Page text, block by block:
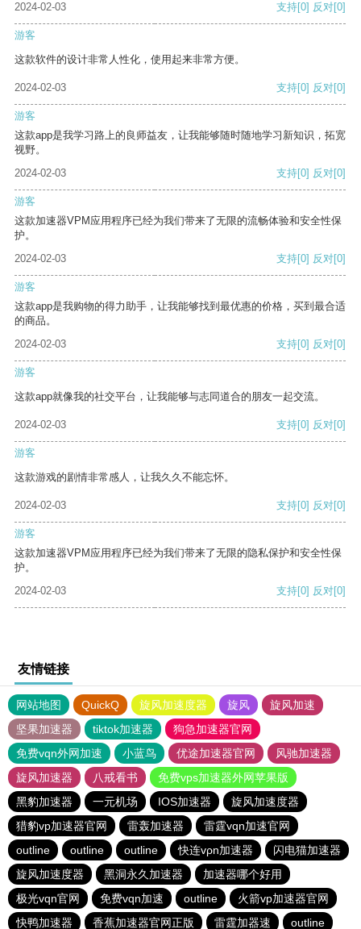
2024-02-03
支持[0] 反对[0]
游客
这款软件的设计非常人性化，使用起来非常方便。
2024-02-03 支持[0] 反对[0]
游客
这款app是我学习路上的良师益友，让我能够随时随地学习新知识，拓宽
视野。
2024-02-03
支持[0] 反对[0]
游客
这款加速器VPM应用程序已经为我们带来了无限的流畅体验和安全性保
护。
2024-02-03
支持[0] 反对[0]
游客
这款app是我购物的得力助手，让我能够找到最优惠的价格，买到最合适
的商品。
2024-02-03
支持[0] 反对[0]
游客
这款app就像我的社交平台，让我能够与志同道合的朋友一起交流。
2024-02-03 支持[0] 反对[0]
游客
这款游戏的剧情非常感人，让我久久不能忘怀。
2024-02-03 支持[0] 反对[0]
游客
这款加速器VPM应用程序已经为我们带来了无限的隐私保护和安全性保
护。
2024-02-03
支持[0] 反对[0]
友情链接
网站地图 QuickQ 旋风加速度器 旋风
旋风加速
坚果加速器
tiktok加速器
狗急加速器官网
免费vqn外网加速
小蓝鸟 优途加速器官网
风驰加速器
旋风加速器
八戒看书
免费vps加速器外网苹果版
黑豹加速器
一元机场 IOS加速器
旋风加速度器
猎豹vp加速器官网
雷轰加速器
雷霆vqn加速官网
outline
outline outline 快连vρn加速器
闪电猫加速器
旋风加速度器
黑洞永久加速器
加速器哪个好用
极光vqn官网
免费vqn加速 outline
火箭vp加速器官网
快鸭加速器
香蕉加速器官网正版 雷霆加器速 outline